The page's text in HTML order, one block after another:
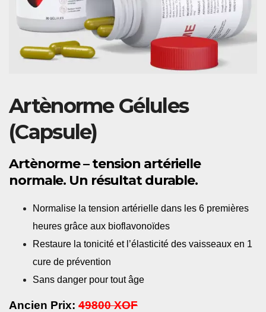
Artènorme Gélules
(Capsule)
Artènorme – tension artérielle
normale. Un résultat durable.
Normalise la tension artérielle dans les 6 premières
heures grâce aux bioflavonoïdes
Restaure la tonicité et l’élasticité des vaisseaux en 1
cure de prévention
Sans danger pour tout âge
Ancien Prix: 49800 XOF